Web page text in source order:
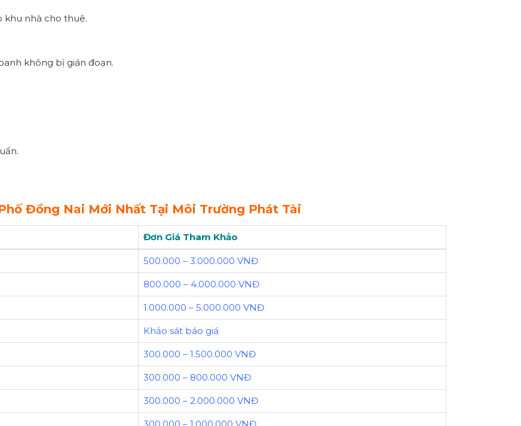
khu nhà cho thuê.
không bị gián đoạn.
Đồng Nai Mới Nhất Tại Môi Trường Phát Tài
Đơn Giá Tham Khảo
500.000 – 3.000.000 VNĐ
800.000 – 4.000.000 VNĐ
1.000.000 – 5.000.000 VNĐ
Khảo sát báo giá
300.000 – 1.500.000 VNĐ
300.000 – 800.000 VNĐ
300.000 – 2.000.000 VNĐ
300.000 – 1.000.000 VNĐ